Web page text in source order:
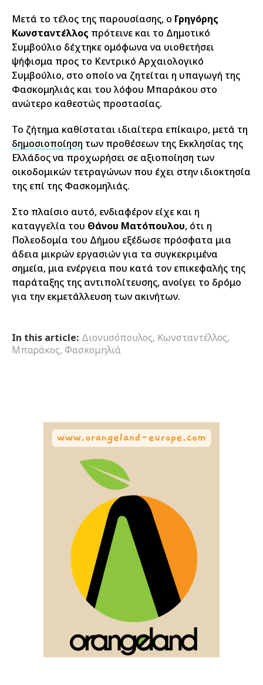
Μετά το τέλος της παρουσίασης, ο Γρηγόρης
Κωνσταντέλλος πρότεινε και το Δημοτικό
Συμβούλιο δέχτηκε ομόφωνα να υιοθετήσει
ψήφισμα προς το Κεντρικό Αρχαιολογικό
Συμβούλιο, στο οποίο να ζητείται η υπαγωγή της
Φασκομηλιάς και του λόφου Μπαράκου στο
ανώτερο καθεστώς προστασίας.
Το ζήτημα καθίσταται ιδιαίτερα επίκαιρο, μετά τη
δημοσιοποίηση των προθέσεων της Εκκλησίας της
Ελλάδος να προχωρήσει σε αξιοποίηση των
οικοδομικών τετραγώνων που έχει στην ιδιοκτησία
της επί της Φασκομηλιάς.
Στο πλαίσιο αυτό, ενδιαφέρον είχε και η
καταγγελία του Θάνου Ματόπουλου, ότι η
Πολεοδομία του Δήμου εξέδωσε πρόσφατα μια
άδεια μικρών εργασιών για τα συγκεκριμένα
σημεία, μια ενέργεια που κατά τον επικεφαλής της
παράταξης της αντιπολίτευσης, ανοίγει το δρόμο
για την εκμετάλλευση των ακινήτων.
In this article: Διονυσόπουλος, Κωνσταντέλλος,
Μπαράκος, Φασκομηλιά